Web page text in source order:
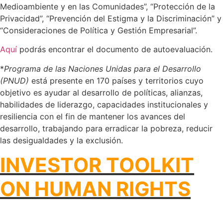
Medioambiente y en las Comunidades”, “Protección de la
Privacidad”, “Prevención del Estigma y la Discriminación” y
“Consideraciones de Política y Gestión Empresarial”.
Aquí podrás encontrar el documento de autoevaluación.
*Programa de las Naciones Unidas para el Desarrollo
(PNUD) está presente en 170 países y territorios cuyo
objetivo es ayudar al desarrollo de políticas, alianzas,
habilidades de liderazgo, capacidades institucionales y
resiliencia con el fin de mantener los avances del
desarrollo, trabajando para erradicar la pobreza, reducir
las desigualdades y la exclusión.
INVESTOR TOOLKIT
ON HUMAN RIGHTS